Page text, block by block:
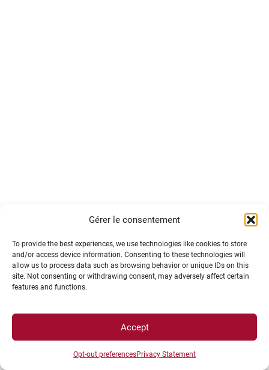
Gérer le consentement
To provide the best experiences, we use technologies like cookies to store
and/or access device information. Consenting to these technologies will
allow us to process data such as browsing behavior or unique IDs on this
site. Not consenting or withdrawing consent, may adversely affect certain
features and functions.
Accept
Opt-out preferencesPrivacy Statement
Accessibles à tous les laboratoires de l’université
ainsi qu’aux organismes publics ou privés,
sont progressivement constituées depuis le début
du XIXe siècle grâce aux travaux de recherche et
pour les besoins de l’enseignement…